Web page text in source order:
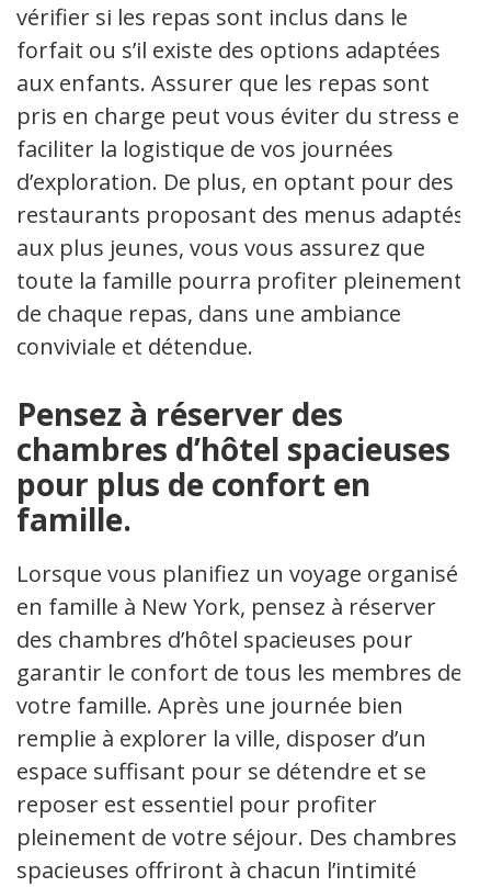
vérifier si les repas sont inclus dans le
forfait ou s’il existe des options adaptées
aux enfants. Assurer que les repas sont
pris en charge peut vous éviter du stress et
faciliter la logistique de vos journées
d’exploration. De plus, en optant pour des
restaurants proposant des menus adaptés
aux plus jeunes, vous vous assurez que
toute la famille pourra profiter pleinement
de chaque repas, dans une ambiance
conviviale et détendue.
Pensez à réserver des
chambres d’hôtel spacieuses
pour plus de confort en
famille.
Lorsque vous planifiez un voyage organisé
en famille à New York, pensez à réserver
des chambres d’hôtel spacieuses pour
garantir le confort de tous les membres de
votre famille. Après une journée bien
remplie à explorer la ville, disposer d’un
espace suffisant pour se détendre et se
reposer est essentiel pour profiter
pleinement de votre séjour. Des chambres
spacieuses offriront à chacun l’intimité